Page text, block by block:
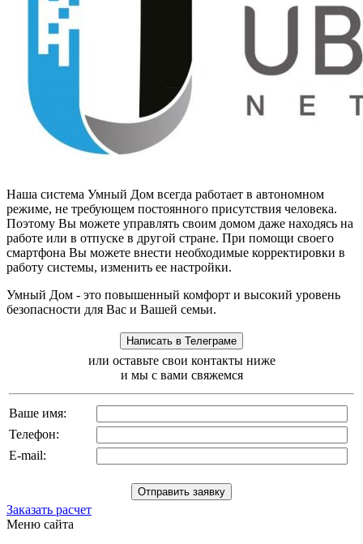
Наша система Умный Дом всегда работает в автономном
режиме, не требующем постоянного присутствия человека.
Поэтому Вы можете управлять своим домом даже находясь на
работе или в отпуске в другой стране. При помощи своего
смартфона Вы можете внести необходимые корректировки в
работу системы, изменить ее настройки.
Умный Дом - это повышенный комфорт и высокий уровень
безопасности для Вас и Вашей семьи.
или оставьте свои контакты ниже
и мы с вами свяжемся
Ваше имя:
Телефон:
E-mail:
Заказать расчет
Меню сайта